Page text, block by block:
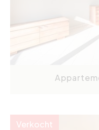
Verkocht